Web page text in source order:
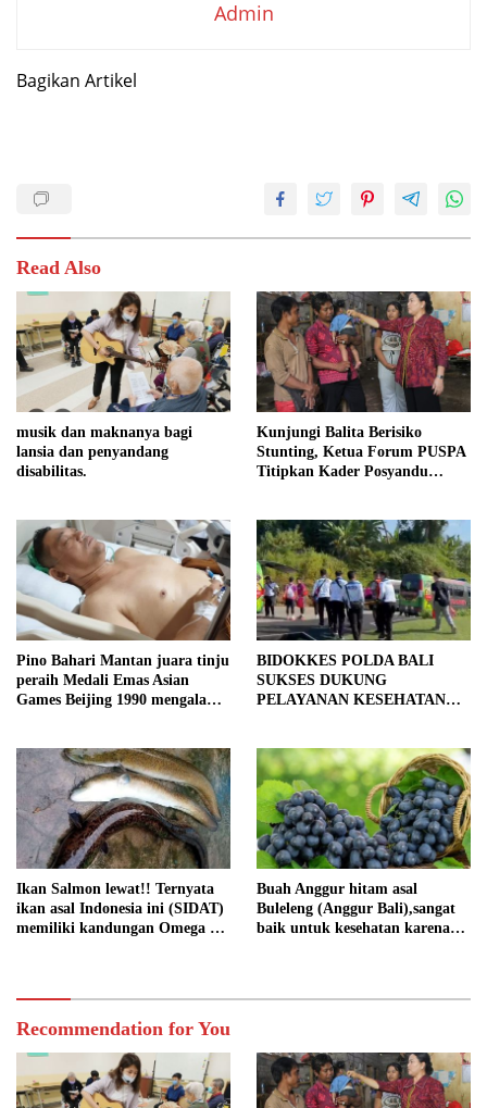
Admin
Bagikan Artikel
Read Also
musik dan maknanya bagi
lansia dan penyandang
disabilitas.
Kunjungi Balita Berisiko
Stunting, Ketua Forum PUSPA
Titipkan Kader Posyandu
Pino Bahari Mantan juara tinju
peraih Medali Emas Asian
Games Beijing 1990 mengalami
BIDOKKES POLDA BALI
SUKSES DUKUNG
PELAYANAN KESEHATAN
Ikan Salmon lewat!! Ternyata
ikan asal Indonesia ini (SIDAT)
memiliki kandungan Omega 3
Buah Anggur hitam asal
Buleleng (Anggur Bali),sangat
baik untuk kesehatan karena
Recommendation for You